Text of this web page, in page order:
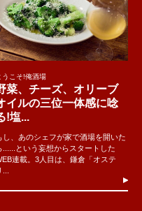
うこそ!俺酒場
菜、チーズ、オリーブ
イルの三位一体感に唸
!塩...
し、あのシェフが家で酒場を開いた
......という妄想からスタートした
連載。3人目は、鎌倉「オステ
...